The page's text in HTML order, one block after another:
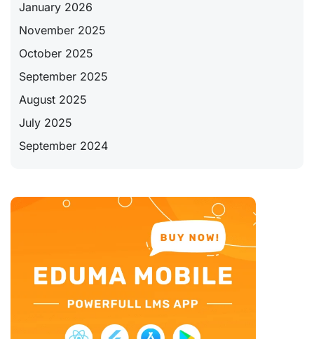
January 2026
November 2025
October 2025
September 2025
August 2025
July 2025
September 2024